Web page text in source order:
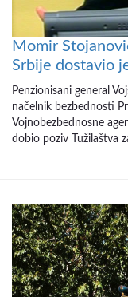
Momir
Srbije dostavio
Penzionisani general
načelnik bezbednosti
Vojnobezbednosne
dobio poziv Tužilaštva